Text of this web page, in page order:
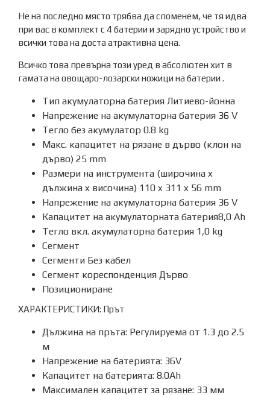
Не на последно място трябва да споменем, че тя идва
при вас в комплект с 4 батерии и зарядно устройство и
всички това на доста атрактивна цена.
Всичко това превърна този уред в абсолютен хит в
гамата на овощаро-лозарски ножици на батерии .
Тип акумулаторна батерия Литиево-йонна
Напрежение на акумулаторна батерия 36 V
Тегло без акумулатор 0.8 kg
Макс. капацитет на рязане в дърво (клон на
дърво) 25 mm
Размери на инструмента (широчина x
дължина x височина) 110 x 311 x 56 mm
Напрежение на акумулаторна батерия 36 V
Капацитет на акумулаторната батерия8,0 Ah
Тегло вкл. акумулаторна батерия 1,0 kg
Сегмент
Сегменти Без кабел
Сегмент кореспонденция Дърво
Позициониране
ХАРАКТЕРИСТИКИ: Прът
Дължина на пръта: Регулируема от 1.3 до 2.5
м
Напрежение на батерията: 36V
Капацитет на батерията: 8.0Ah
Максимален капацитет за рязане: 33 мм